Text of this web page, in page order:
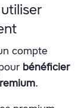
compte
bénéficier
.